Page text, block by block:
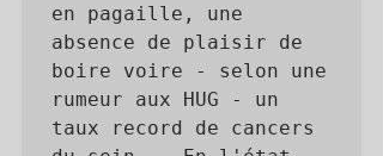
en pagaille, une
absence de plaisir de
boire voire - selon une
rumeur aux HUG - un
taux record de cancers